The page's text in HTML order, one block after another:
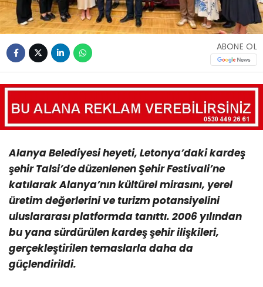
ABONE OL
Alanya Belediyesi heyeti, Letonya’daki kardeş
şehir Talsi’de düzenlenen Şehir Festivali’ne
katılarak Alanya’nın kültürel mirasını, yerel
üretim değerlerini ve turizm potansiyelini
uluslararası platformda tanıttı. 2006 yılından
bu yana sürdürülen kardeş şehir ilişkileri,
gerçekleştirilen temaslarla daha da
güçlendirildi.